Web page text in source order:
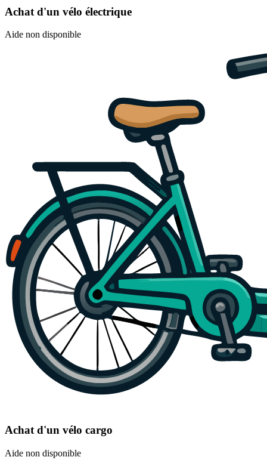
Achat d'un vélo électrique
Aide non disponible
Achat d'un vélo cargo
Aide non disponible